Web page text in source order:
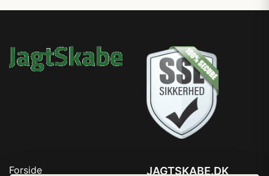
Forside JAGTSKABE.DK